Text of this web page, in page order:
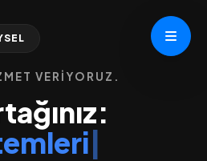
VERİYORUZ.
|